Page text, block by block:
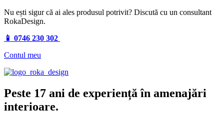
Nu ești sigur că ai ales produsul potrivit? Discută cu un consultant
RokaDesign.
📱 0746 230 302
Contul meu
Peste 17 ani de experiență în amenajări
interioare.